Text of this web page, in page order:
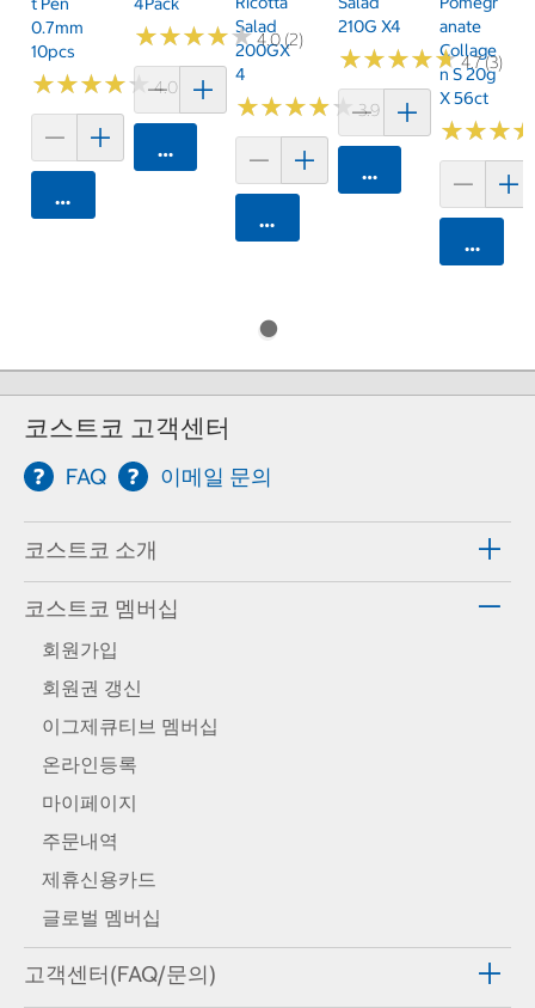
0.7mm
10pcs
★★★★★
★★★★★4.0 (2)
카트에 담기
★★★★★
★★★★★4.0 (2)
카트에 담기
Salad
200GX
4
★★★★★
★★★★★3.9 (7)
카트에 담기
210G X4
★★★★★
★★★★★4.7 (3)
카트에 담기
Anate
Collage
N S 20g
X 56ct
★★★
★★★
카트에
코스트코 고객센터
FAQ 이메일 문의
코스트코 소개
코스트코 멤버십
회원가입
회원권 갱신
이그제큐티브 멤버십
온라인등록
마이페이지
주문내역
제휴신용카드
글로벌 멤버십
고객센터(FAQ/문의)